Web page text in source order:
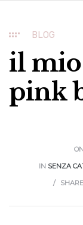
BLOG
il
pink
ON
IN SENZA